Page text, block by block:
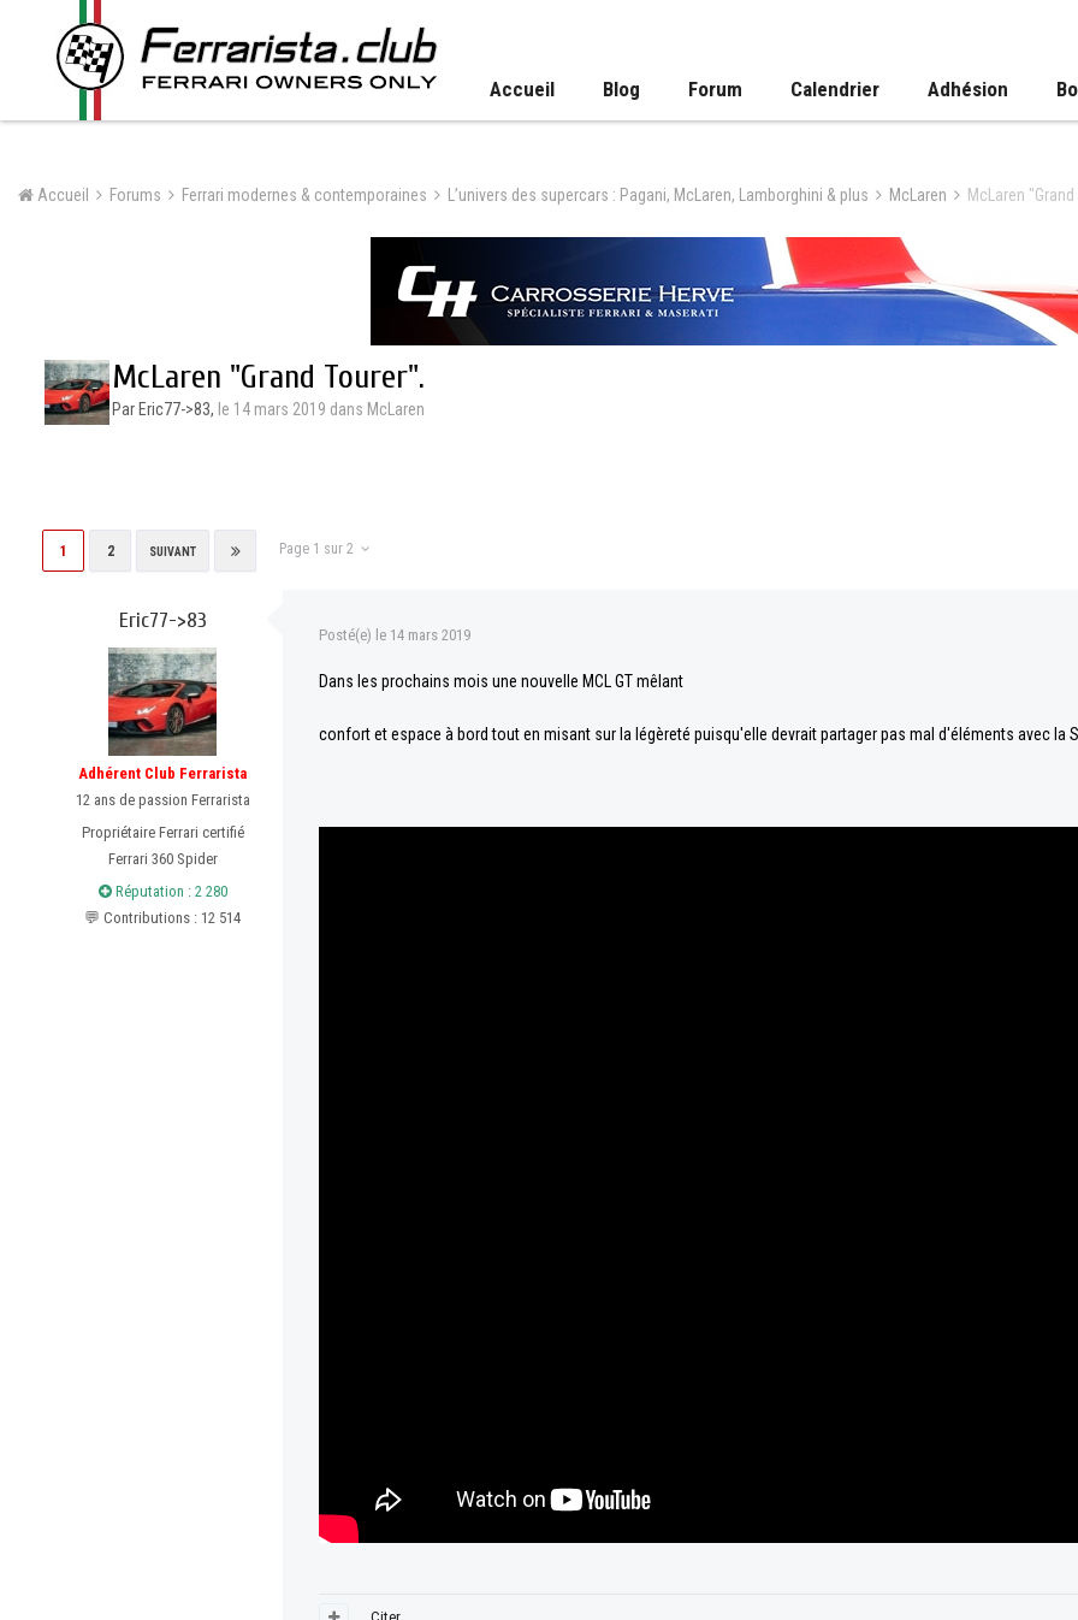
Accueil Blog Forum Calendrier Adhésion
Accueil Forums Ferrari modernes & contemporaines L’univers des supercars : Pagani, McLaren, Lamborghini & plus McLaren McLaren "Grand
McLaren "Grand Tourer".
Par Eric77->83, le 14 mars 2019 dans McLaren
1 2 SUIVANT Page 1 sur 2
Eric77->83
Adhérent Club Ferrarista
12 ans de passion Ferrarista
Propriétaire Ferrari certifié
Ferrari 360 Spider
Réputation : 2 280
💬 Contributions : 12 514
Posté(e) le 14 mars 2019
Dans les prochains mois une nouvelle MCL GT mêlant
confort et espace à bord tout en misant sur la légèreté puisqu'elle devrait partager pas mal d'éléments avec la